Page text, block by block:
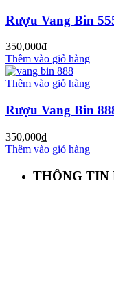
Rượu Vang Bin
350,000₫
Thêm vào giỏ hàng
Thêm vào giỏ hàng
Rượu Vang Bin
350,000₫
Thêm vào giỏ hàng
THÔNG TIN